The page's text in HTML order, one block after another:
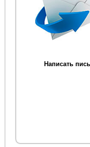
Написать